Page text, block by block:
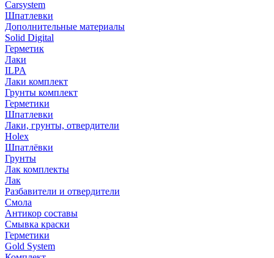
Carsystem
Шпатлевки
Дополнительные материалы
Solid Digital
Герметик
Лаки
ILPA
Лаки комплект
Грунты комплект
Герметики
Шпатлевки
Лаки, грунты, отвердители
Holex
Шпатлёвки
Грунты
Лак комплекты
Лак
Разбавители и отвердители
Смола
Антикор составы
Смывка краски
Герметики
Gold System